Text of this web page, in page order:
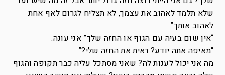
שלא תלמד לאהוב את עצמך, לא תצליח לגרום לאף אחת
לאהוב אותך”
“אין שום בעיה עם הגוף או החזה שלך” אני עונה.
“מאיפה אתה יודע? ראית את החזה שלי?”
מה אני יכול לענות לה? שאני מסתכל עליה כבר תקופה והגוף